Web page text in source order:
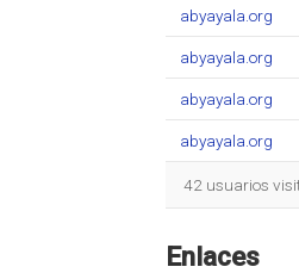
abyayala.org
abyayala.org
abyayala.org
abyayala.org
42 usuarios
Enlaces